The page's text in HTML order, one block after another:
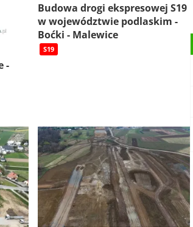
-
Budowa drogi ekspresowej S19
w województwie podlaskim -
Boćki - Malewice
S19